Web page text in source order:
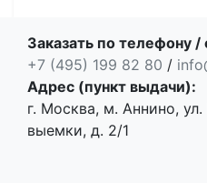
Заказать по телефону /
+7 (495) 199 82 80 /
Адрес (пункт выдачи):
г. Москва, м. Аннино,
выемки, д. 2/1